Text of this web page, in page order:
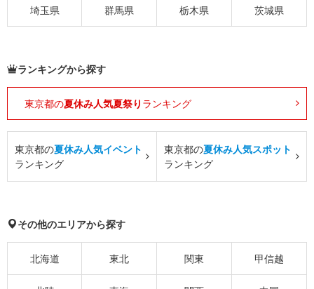
埼玉県 群馬県 栃木県 茨城県
ランキングから探す
東京都の夏休み人気夏祭り ランキング
東京都の夏休み人気イベント
ランキング
東京都の夏休み人気スポット
ランキング
その他のエリアから探す
北海道 東北 関東 甲信越